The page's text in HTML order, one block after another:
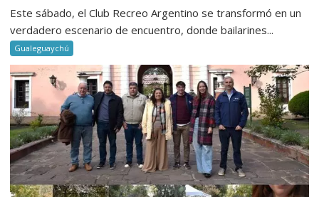
Este sábado, el Club Recreo Argentino se transformó en un
verdadero escenario de encuentro, donde bailarines...
Gualeguaychú